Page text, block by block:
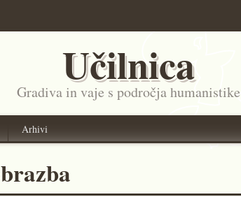
Učilnica
Gradiva in vaje s področja humanistike
Arhivi